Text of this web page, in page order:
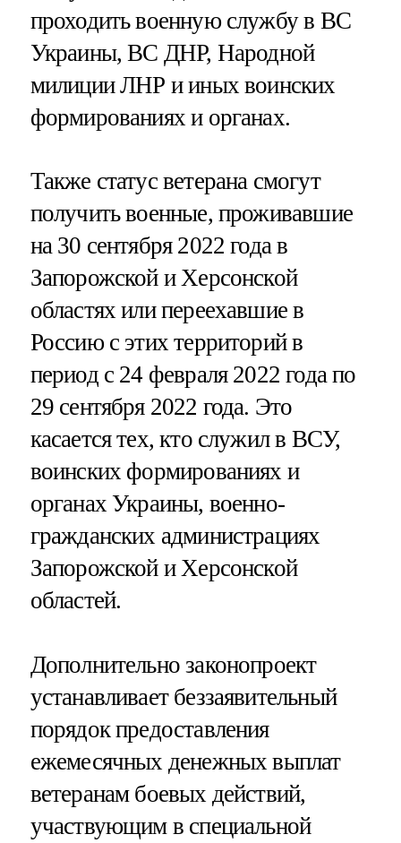
проходить военную службу в ВС
Украины, ВС ДНР, Народной
милиции ЛНР и иных воинских
формированиях и органах.
Также статус ветерана смогут
получить военные, проживавшие
на 30 сентября 2022 года в
Запорожской и Херсонской
областях или переехавшие в
Россию с этих территорий в
период с 24 февраля 2022 года по
29 сентября 2022 года. Это
касается тех, кто служил в ВСУ,
воинских формированиях и
органах Украины, военно-
гражданских администрациях
Запорожской и Херсонской
областей.
Дополнительно законопроект
устанавливает беззаявительный
порядок предоставления
ежемесячных денежных выплат
ветеранам боевых действий,
участвующим в специальной